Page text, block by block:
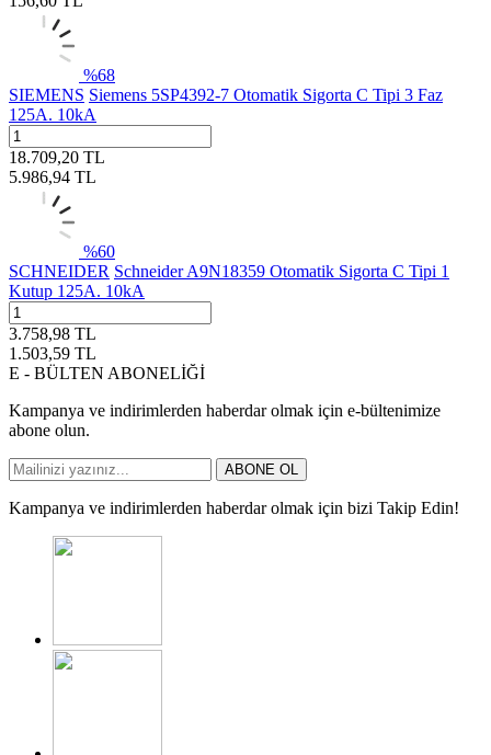
%68
SIEMENS Siemens 5SP4392-7 Otomatik Sigorta C Tipi 3 Faz
125A. 10kA
18.709,20 TL
5.986,94 TL
%60
SCHNEIDER Schneider A9N18359 Otomatik Sigorta C Tipi 1
Kutup 125A. 10kA
3.758,98 TL
1.503,59 TL
E - BÜLTEN ABONELİĞİ
Kampanya ve indirimlerden haberdar olmak için e-bültenimize
abone olun.
ABONE OL
Kampanya ve indirimlerden haberdar olmak için bizi Takip Edin!